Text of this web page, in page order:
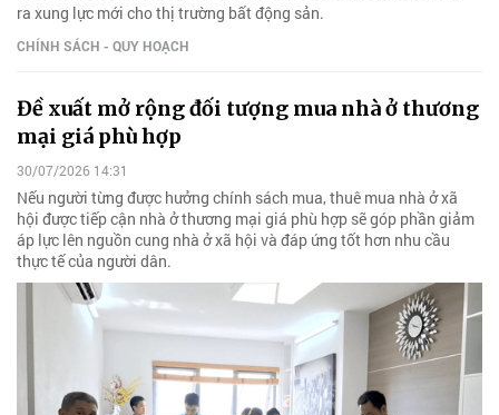
ra xung lực mới cho thị trường bất động sản.
CHÍNH SÁCH - QUY HOẠCH
Đề xuất mở rộng đối tượng mua nhà ở thương
mại giá phù hợp
30/07/2026 14:31
Nếu người từng được hưởng chính sách mua, thuê mua nhà ở xã
hội được tiếp cận nhà ở thương mại giá phù hợp sẽ góp phần giảm
áp lực lên nguồn cung nhà ở xã hội và đáp ứng tốt hơn nhu cầu
thực tế của người dân.